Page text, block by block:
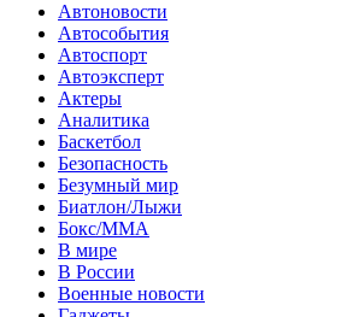
Автоновости
Автособытия
Автоспорт
Автоэксперт
Актеры
Аналитика
Баскетбол
Безопасность
Безумный мир
Биатлон/Лыжи
Бокс/MMA
В мире
В России
Военные новости